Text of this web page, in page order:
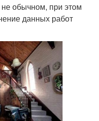
не обычном, при этом
данных работ